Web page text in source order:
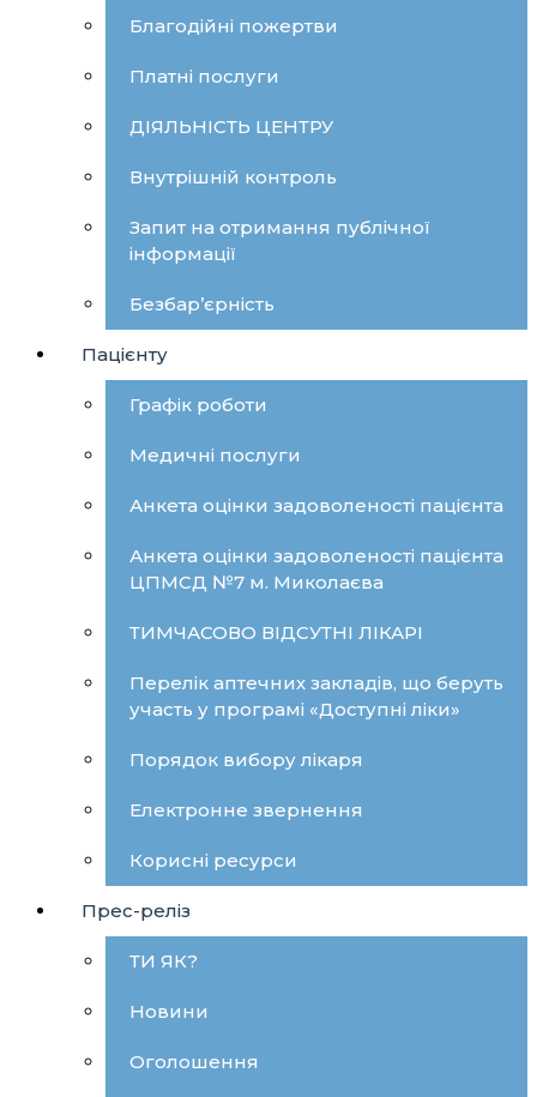
Благодійні пожертви
Платні послуги
ДІЯЛЬНІСТЬ ЦЕНТРУ
Внутрішній контроль
Запит на отримання публічної
інформації
Безбар’єрність
Пацієнту
Графік роботи
Медичні послуги
Анкета оцінки задоволеності пацієнта
Анкета оцінки задоволеності пацієнта
ЦПМСД №7 м. Миколаєва
ТИМЧАСОВО ВІДСУТНІ ЛІКАРІ
Перелік аптечних закладів, що беруть
участь у програмі «Доступні ліки»
Порядок вибору лікаря
Електронне звернення
Корисні ресурси
Прес-реліз
ТИ ЯК?
Новини
Оголошення